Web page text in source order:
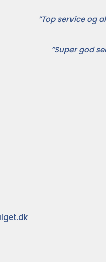
”Top service og
”Super god